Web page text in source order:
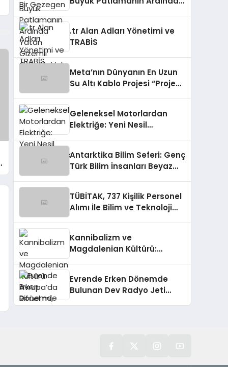
.tr Alan Adları Yönetimi ve
TRABİS
Meta’nın Dünyanın En Uzun
Su Altı Kablo Projesi “Project
Geleneksel Motorlardan
Elektriğe: Yeni Nesil
Antarktika Bilim Seferi: Genç
Türk Bilim İnsanları Beyaz
TÜBİTAK, 737 Kişilik Personel
Alımı İle Bilim ve Teknoloji
Kannibalizm ve
Magdalenian Kültürü:
Evrende Erken Dönemde
Bulunan Dev Radyo Jeti